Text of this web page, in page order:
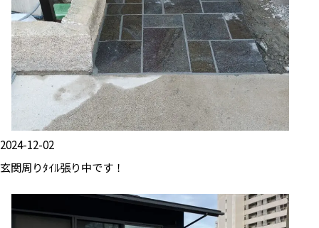
2024-12-02
玄関周りﾀｲﾙ張り中です！